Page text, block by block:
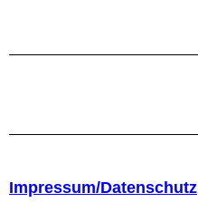
Impressum/Datenschutz